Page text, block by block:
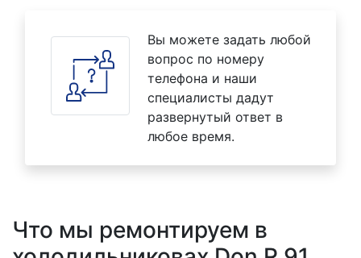
Вы можете задать любой
вопрос по номеру
телефона и наши
специалисты дадут
развернутый ответ в
любое время.
Что мы ремонтируем в